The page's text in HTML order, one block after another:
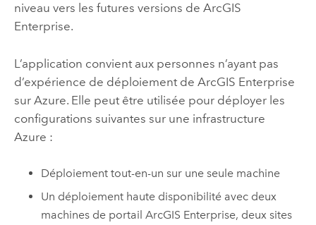
niveau vers les futures versions de ArcGIS
Enterprise.
L’application convient aux personnes n’ayant pas
d’expérience de déploiement de ArcGIS Enterprise
sur Azure. Elle peut être utilisée pour déployer les
configurations suivantes sur une infrastructure
Azure :
Déploiement tout-en-un sur une seule machine
Un déploiement haute disponibilité avec deux
machines de portailArcGIS Enterprise, deux sites